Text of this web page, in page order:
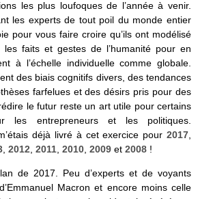
les plus loufoques de l’année à venir.
les experts de tout poil du monde entier
pour vous faire croire qu’ils ont modélisé
faits et gestes de l’humanité pour en
à l’échelle individuelle comme globale.
des biais cognitifs divers, des tendances
farfelues et des désirs pris pour des
le futur reste un art utile pour certains
les entrepreneurs et les politiques.
déjà livré à cet exercice pour 2017
2012 2011 2010 2009 et 2008 !
de 2017. Peu d’experts et de voyants
Macron et encore moins celle